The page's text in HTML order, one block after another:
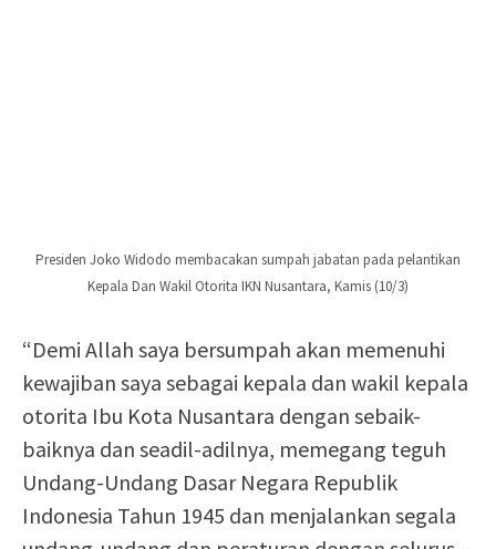
Presiden Joko Widodo membacakan sumpah jabatan pada pelantikan
Kepala Dan Wakil Otorita IKN Nusantara, Kamis (10/3)
“Demi Allah saya bersumpah akan memenuhi
kewajiban saya sebagai kepala dan wakil kepala
otorita Ibu Kota Nusantara dengan sebaik-
baiknya dan seadil-adilnya, memegang teguh
Undang-Undang Dasar Negara Republik
Indonesia Tahun 1945 dan menjalankan segala